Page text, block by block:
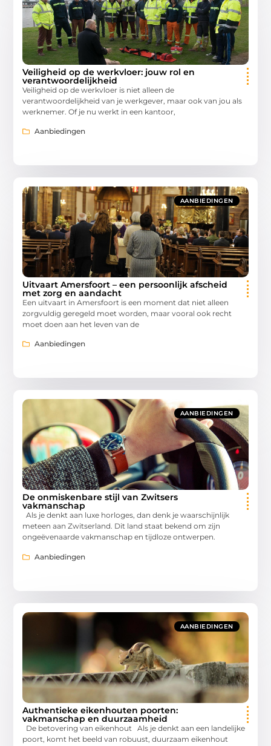
Veiligheid op de werkvloer: jouw rol en
verantwoordelijkheid
Veiligheid op de werkvloer is niet alleen de
verantwoordelijkheid van je werkgever, maar ook van jou als
werknemer. Of je nu werkt in een kantoor,
Aanbiedingen
AANBIEDINGEN
Uitvaart Amersfoort – een persoonlijk afscheid
met zorg en aandacht
Een uitvaart in Amersfoort is een moment dat niet alleen
zorgvuldig geregeld moet worden, maar vooral ook recht
moet doen aan het leven van de
Aanbiedingen
AANBIEDINGEN
De onmiskenbare stijl van Zwitsers
vakmanschap
Als je denkt aan luxe horloges, dan denk je waarschijnlijk
meteen aan Zwitserland. Dit land staat bekend om zijn
ongeëvenaarde vakmanschap en tijdloze ontwerpen.
Aanbiedingen
AANBIEDINGEN
Authentieke eikenhouten poorten:
vakmanschap en duurzaamheid
De betovering van eikenhout Als je denkt aan een landelijke
poort, komt het beeld van robuust, duurzaam eikenhout